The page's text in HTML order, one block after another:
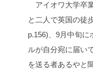
アイオワ大学卒
と二人で英国の徒
p.156)、9月中旬に
ルが自分宛に届い
を送る者あるやと